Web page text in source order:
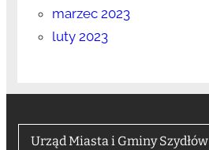
marzec 2023
luty 2023
Urząd Miasta i Gminy Szydłów